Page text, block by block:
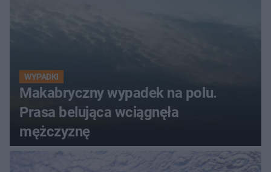
WYPADKI
Makabryczny wypadek na polu.
Prasa belująca wciągnęła
mężczyznę